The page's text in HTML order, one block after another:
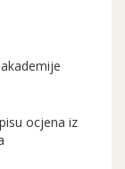
ocjena iz